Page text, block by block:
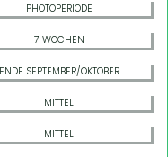
PHOTOPERIODE
7 WOCHEN
ENDE SEPTEMBER/OKTOBER
MITTEL
MITTEL